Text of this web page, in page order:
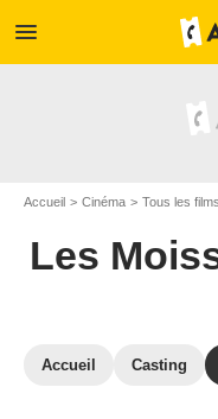
menu
Accueil Cinéma Tous les films
Les
Accueil Casting